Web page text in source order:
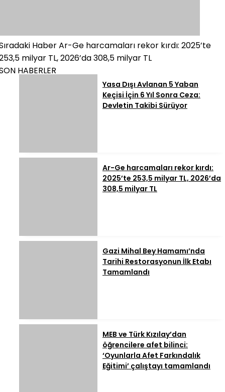
HaberAr-Ge harcamaları rekor kırdı: 2025’te
milyar TL, 2026’da 308,5 milyar TL
HABERLER
Yasa Dışı Avlanan 5 Yaban
Keçisi İçin 6 Yıl Sonra Ceza:
Devletin Takibi Sürüyor
Ar-Ge harcamaları rekor kırdı:
2025’te 253,5 milyar TL, 2026’da
308,5 milyar TL
Gazi Mihal Bey Hamamı’nda
Tarihi Restorasyonun İlk Etabı
Tamamlandı
MEB ve Türk Kızılay’dan
öğrencilere afet bilinci:
‘Oyunlarla Afet Farkındalık
Eğitimi’ çalıştayı tamamlandı